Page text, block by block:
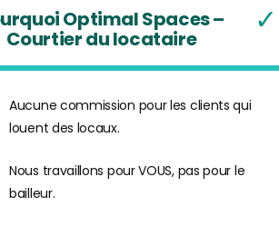
Optimal Spaces –
Courtier du locataire ✓
Aucune commission pour les clients qui
louent des locaux.
Nous travaillons pour VOUS, pas pour le
bailleur.